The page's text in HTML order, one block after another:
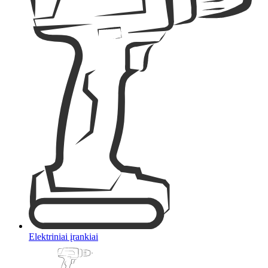
Elektriniai įrankiai